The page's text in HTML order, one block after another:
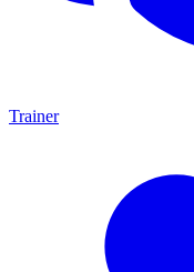
Trainer